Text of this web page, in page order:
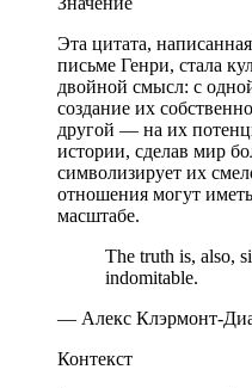
Эта цитата,
письме Генри, стала
двойной смысл: с
создание их
другой — на их
истории, сделав мир
символизирует их
отношения могут
масштабе.
The truth is, also,
indomitable.
— Алекс Клэрмонт-
Контекст